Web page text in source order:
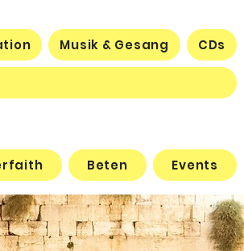
Musik & Gesang CDs
Beten Events